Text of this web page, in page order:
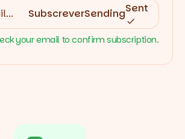
SubscreverSendingSent
your email to confirm subscription.